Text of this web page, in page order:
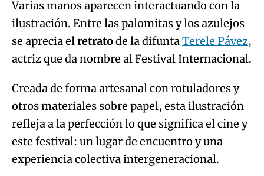
Varias manos aparecen interactuando con la
ilustración. Entre las palomitas y los azulejos
se aprecia el retratode la difunta Terele Pávez,
actriz que da nombre al Festival Internacional.
Creada de forma artesanal con rotuladores y
otros materiales sobre papel, esta ilustración
refleja a la perfección lo que significa el cine y
este festival: un lugar de encuentro y una
experiencia colectiva intergeneracional.